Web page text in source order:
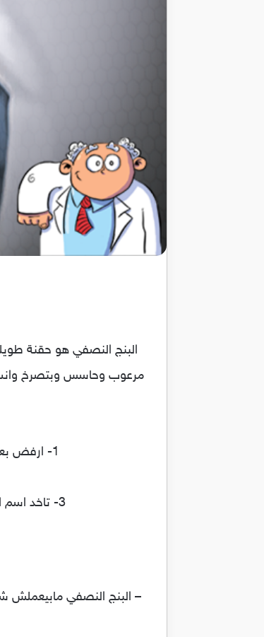
البنج النصفي هو حقنة
مرعوب وحاسس وبتصرخ
1- ارفض بعنف وحسم وغباء وماتخليهوش يخدعك بكلامه الرقيق ووعوده المعسولة.. ماتبعش روحك للشيطان
3- تاخد اسم الدكتور وعنوان المستشفى وملفك الطبي وتطلع فورا على الأستاذ وائل الابراشي وهو هيقوم باللازم
– البنج النصفي مابيعملش